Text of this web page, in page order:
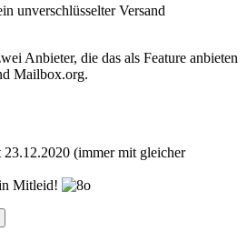
unverschlüsselter Versand
Anbieter, die das als Feature anbieten
Mailbox.org.
23.12.2020 (immer mit gleicher
Mitleid!